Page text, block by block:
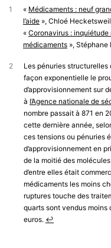
1 « Médicaments : neuf
l’aide », Chloé
« Coronavirus :
médicaments », Stéphane
2
Les pénuries
façon exponentielle le
d’approvisionnement sur
à l’Agence nationale de
nombre passait à 871 en
cette dernière année,
ces tensions ou pénuries
d’approvisionnement en
de la moitié des
d’entre elles était
médicaments les moins
ruptures touche des
quarts sont vendus moins
euros. ↩︎